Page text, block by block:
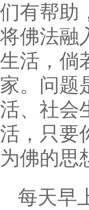
们有帮助
将佛法融
生活，倘
家。问题
活、社会
活，只要
为佛的思
每天早